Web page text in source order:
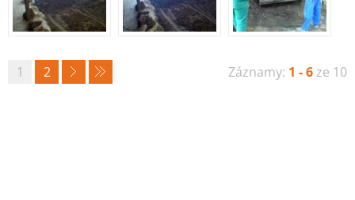
Záznamy: 1 - 6ze 10
1 2